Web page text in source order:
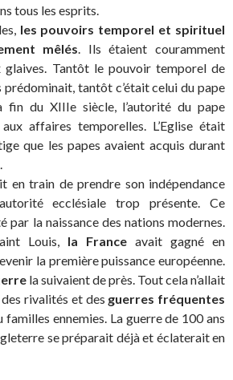
tous les esprits.
les pouvoirs temporel et spirituel
mêlés. Ils étaient couramment
glaives. Tantôt le pouvoir temporel de
prédominait, tantôt c’était celui du pape
fin du XIIIe siècle, l’autorité du pape
affaires temporelles. L’Eglise était
que les papes avaient acquis durant
en train de prendre son indépendance
ecclésiale trop présente. Ce
par la naissance des nations modernes.
Louis, la France avait gagné en
la première puissance européenne.
la suivaient de près. Tout cela n’allait
rivalités et des guerres fréquentes
ennemies. La guerre de 100 ans
se préparait déjà et éclaterait en